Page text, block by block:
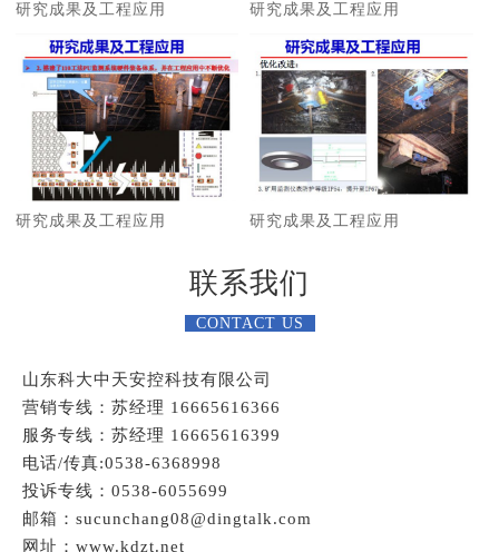
研究成果及工程应用 研究成果及工程应用
研究成果及工程应用 研究成果及工程应用
联系我们
CONTACT US
山东科大中天安控科技有限公司
营销专线：苏经理 16665616366
服务专线：苏经理 16665616399
电话/传真:0538-6368998
投诉专线：0538-6055699
邮箱：sucunchang08@dingtalk.com
网址：www.kdzt.net